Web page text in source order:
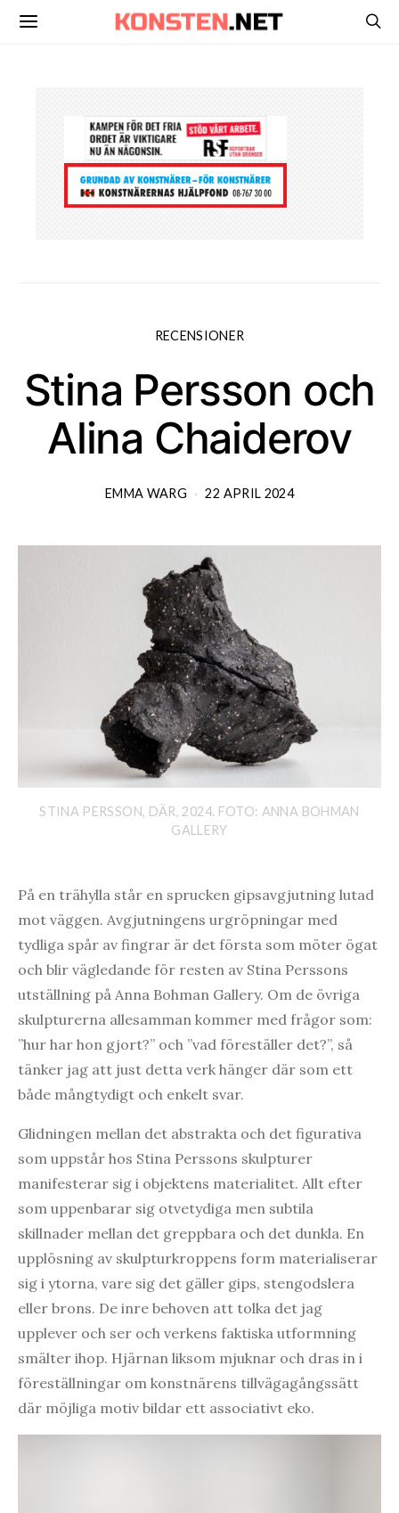
RECENSIONER
Stina Persson och
Alina Chaiderov
EMMA WARG 22 APRIL 2024
STINA PERSSON, DÄR, 2024. FOTO: ANNA BOHMAN
GALLERY
På en trähylla står en sprucken gipsavgjutning lutad
mot väggen. Avgjutningens urgröpningar med
tydliga spår av fingrar är det första som möter ögat
och blir vägledande för resten av Stina Perssons
utställning på Anna Bohman Gallery. Om de övriga
skulpturerna allesamman kommer med frågor som:
”hur har hon gjort?” och ”vad föreställer det?”, så
tänker jag att just detta verk hänger där som ett
både mångtydigt och enkelt svar.
Glidningen mellan det abstrakta och det figurativa
som uppstår hos Stina Perssons skulpturer
manifesterar sig i objektens materialitet. Allt efter
som uppenbarar sig otvetydiga men subtila
skillnader mellan det greppbara och det dunkla. En
upplösning av skulpturkroppens form materialiserar
sig i ytorna, vare sig det gäller gips, stengodslera
eller brons. De inre behoven att tolka det jag
upplever och ser och verkens faktiska utformning
smälter ihop. Hjärnan liksom mjuknar och dras in i
föreställningar om konstnärens tillvägagångssätt
där möjliga motiv bildar ett associativt eko.